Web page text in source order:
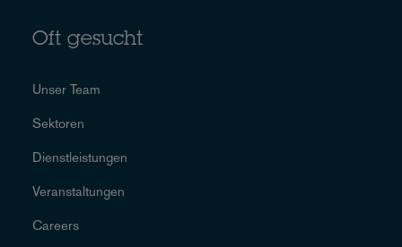
Oft gesucht
Unser Team
Sektoren
Dienstleistungen
Veranstaltungen
Careers